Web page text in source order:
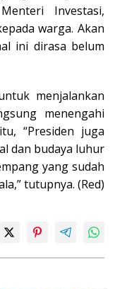
Investasi,
warga. Akan
ini dirasa belum
menjalankan
menengahi
“Presiden juga
dan budaya luhur
yang sudah
tutupnya. (Red)